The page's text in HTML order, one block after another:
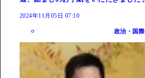
2024年11月05日 07:10
政治・国際